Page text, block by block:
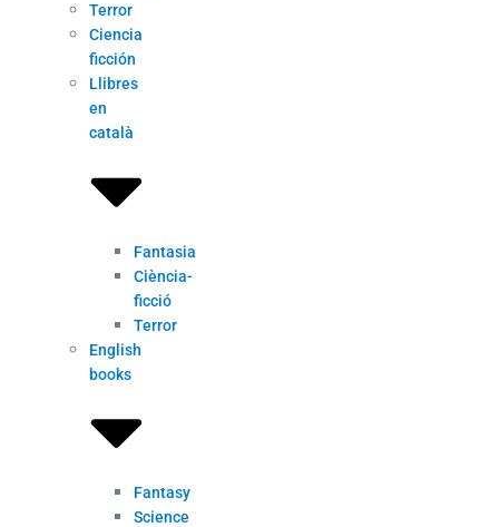
Terror
Ciencia
ficción
Llibres
en
català
Fantasia
Ciència-
ficció
Terror
English
books
Fantasy
Science